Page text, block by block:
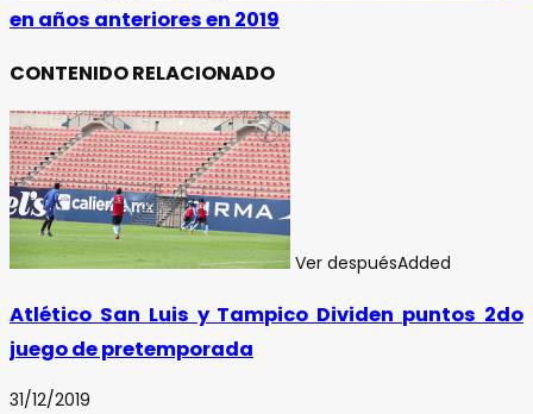
en años anteriores en 2019
CONTENIDO RELACIONADO
Ver despuésAdded
Atlético San Luis y Tampico Dividen puntos 2do
juego de pretemporada
31/12/2019